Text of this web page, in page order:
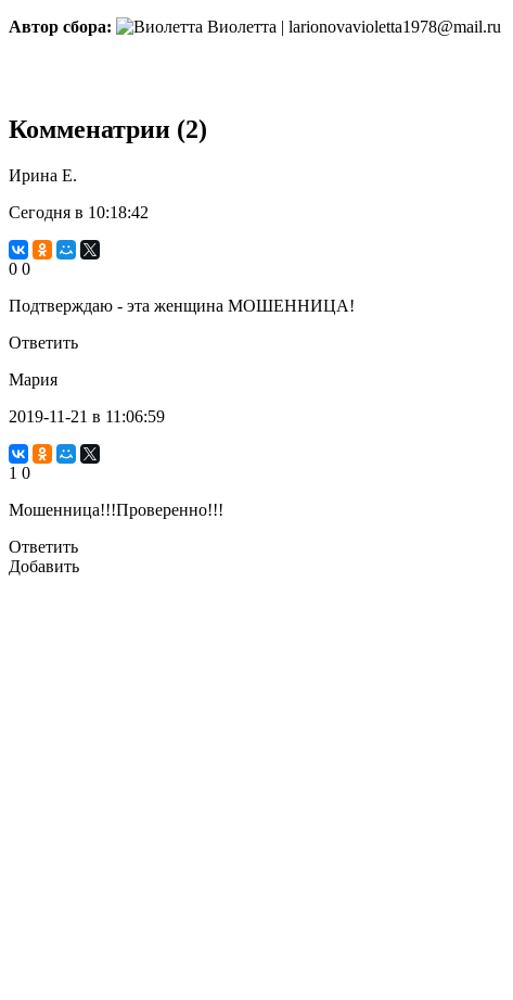
Автор сбора:
Виолетта | larionovavioletta1978@mail.ru
Комменатрии (2)
Ирина Е.
Сегодня в 10:18:42
0 0
Подтверждаю - эта женщина МОШЕННИЦА!
Ответить
Мария
2019-11-21 в 11:06:59
1 0
Мошенница!!!Проверенно!!!
Ответить
Добавить